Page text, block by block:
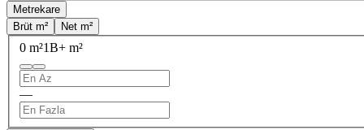
Metrekare
Brüt m²
Net m²
0 m²1B+ m²
—